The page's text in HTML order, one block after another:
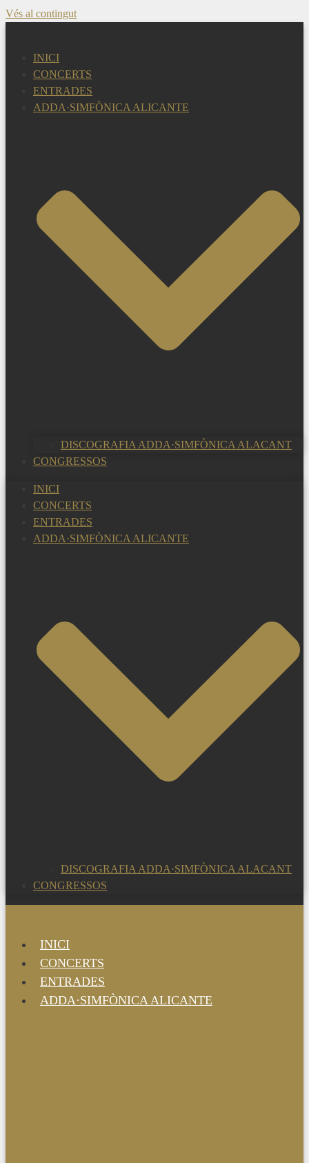
Vés al contingut
INICI
CONCERTS
ENTRADES
ADDA·SIMFÒNICA ALICANTE
DISCOGRAFIA ADDA·SIMFÒNICA ALACANT
CONGRESSOS
INICI
CONCERTS
ENTRADES
ADDA·SIMFÒNICA ALICANTE
DISCOGRAFIA ADDA·SIMFÒNICA ALACANT
CONGRESSOS
INICI
CONCERTS
ENTRADES
ADDA·SIMFÒNICA ALICANTE